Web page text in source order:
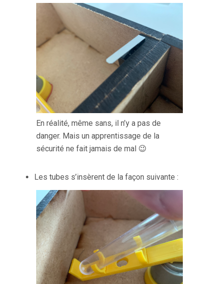
En réalité, même sans, il n’y a pas de
danger. Mais un apprentissage de la
sécurité ne fait jamais de mal 😉
Les tubes s’insèrent de la façon suivante :